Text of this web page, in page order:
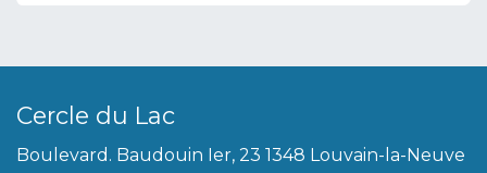
Cercle du Lac
Boulevard. Baudouin Ier, 23 1348 Louvain-la-Neuve